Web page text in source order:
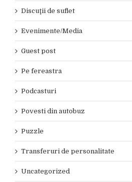
Discuţii de suflet
Evenimente/Media
Guest post
Pe fereastra
Podcasturi
Povesti din autobuz
Puzzle
Transferuri de personalitate
Uncategorized